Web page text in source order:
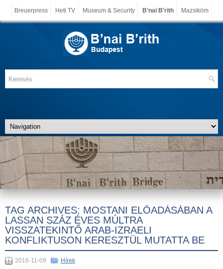
Breuerpress Heti TV Museum & Security B'nai B'rith Mazsiköm
TAG ARCHIVES: MOSTANI ELŐADÁSÁBAN A
LASSAN SZÁZ ÉVES MÚLTRA
VISSZATEKINTŐ ARAB-IZRAELI
KONFLIKTUSON KERESZTÜL MUTATTA BE
2016-11-09 Hírek